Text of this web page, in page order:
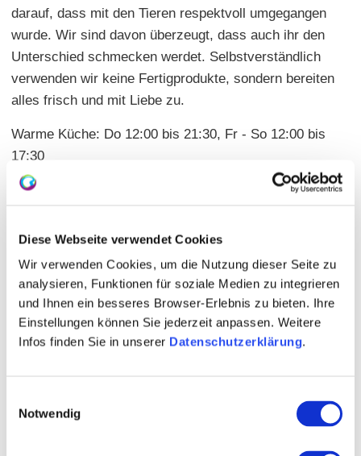
Diese Webseite verwendet Cookies
Wir verwenden Cookies, um die Nutzung dieser Seite zu
analysieren, Funktionen für soziale Medien zu integrieren
und Ihnen ein besseres Browser-Erlebnis zu bieten. Ihre
Einstellungen können Sie jederzeit anpassen. Weitere
Infos finden Sie in unserer Datenschutzerklärung.
Notwendig
darauf, dass mit den Tieren respektvoll umgegangen
wurde. Wir sind davon überzeugt, dass auch ihr den
Unterschied schmecken werdet. Selbstverständlich
verwenden wir keine Fertigprodukte, sondern bereiten
alles frisch und mit Liebe zu.
Warme Küche: Do 12:00 bis 21:30, Fr - So 12:00 bis
17:30
Termine: